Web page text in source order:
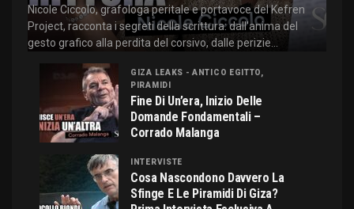
Nicole Ciccolo, grafologa peritale e portavoce del Kefren
Project, racconta i segreti della scrittura: dall'anima del
gesto grafico alla perdita del corsivo, dalle perizie...
GIZA LEAKS - ANTICO EGITTO,
PIRAMIDI
Fine Di Un’era, Inizio Delle
Domande Fondamentali –
Corrado Malanga
INTERVISTE
Cosa Nascondono Davvero La
Sfinge E Le Piramidi Di Giza?